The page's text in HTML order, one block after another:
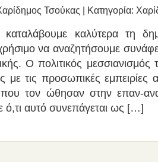
Τσούκας | Κατηγορία:
καλύτερα τη
χρήσιμο να αναζητήσουμε
Ο πολιτικός
με τις προσωπικές εμπειρίες
τον ώθησαν στην επαν-
ό,τι αυτό συνεπάγεται ως […]